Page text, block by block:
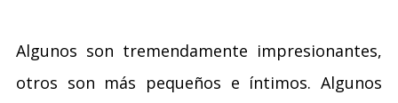
Algunos son tremendamente impresionantes,
otros son más pequeños e íntimos. Algunos